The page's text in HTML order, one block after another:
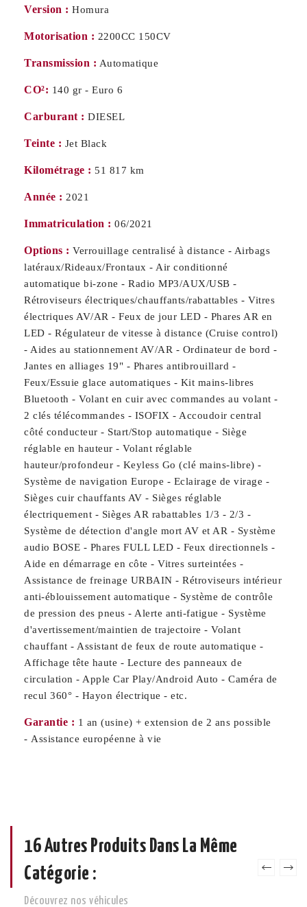
Version : Homura
Motorisation : 2200CC 150CV
Transmission : Automatique
CO²: 140 gr - Euro 6
Carburant : DIESEL
Teinte : Jet Black
Kilométrage : 51 817 km
Année : 2021
Immatriculation : 06/2021
Options : Verrouillage centralisé à distance - Airbags
latéraux/Rideaux/Frontaux - Air conditionné
automatique bi-zone - Radio MP3/AUX/USB -
Rétroviseurs électriques/chauffants/rabattables - Vitres
électriques AV/AR - Feux de jour LED - Phares AR en
LED - Régulateur de vitesse à distance (Cruise control)
- Aides au stationnement AV/AR - Ordinateur de bord -
Jantes en alliages 19" - Phares antibrouillard -
Feux/Essuie glace automatiques - Kit mains-libres
Bluetooth - Volant en cuir avec commandes au volant -
2 clés télécommandes - ISOFIX - Accoudoir central
côté conducteur - Start/Stop automatique - Siège
réglable en hauteur - Volant réglable
hauteur/profondeur - Keyless Go (clé mains-libre) -
Système de navigation Europe - Eclairage de virage -
Sièges cuir chauffants AV - Sièges réglable
électriquement - Sièges AR rabattables 1/3 - 2/3 -
Système de détection d'angle mort AV et AR - Système
audio BOSE - Phares FULL LED - Feux directionnels -
Aide en démarrage en côte - Vitres surteintées -
Assistance de freinage URBAIN - Rétroviseurs intérieur
anti-éblouissement automatique - Système de contrôle
de pression des pneus - Alerte anti-fatigue - Système
d'avertissement/maintien de trajectoire - Volant
chauffant - Assistant de feux de route automatique -
Affichage tête haute - Lecture des panneaux de
circulation - Apple Car Play/Android Auto - Caméra de
recul 360° - Hayon électrique - etc.
Garantie : 1 an (usine) + extension de 2 ans possible
- Assistance européenne à vie
16 Autres Produits Dans La Même
Catégorie :
Découvrez nos véhicules